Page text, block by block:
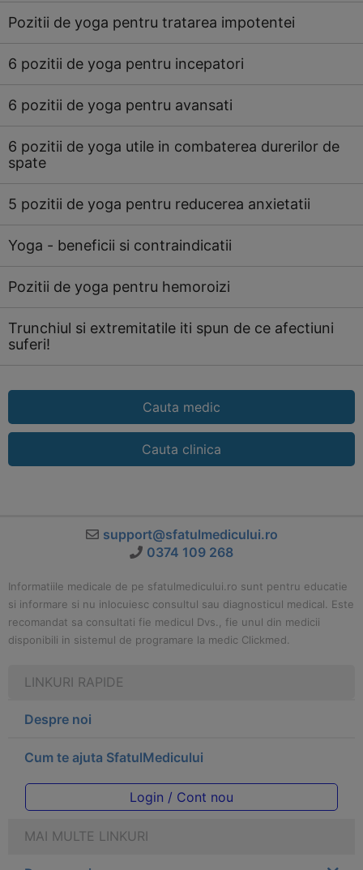
Pozitii de yoga pentru tratarea impotentei
6 pozitii de yoga pentru incepatori
6 pozitii de yoga pentru avansati
6 pozitii de yoga utile in combaterea durerilor de
spate
5 pozitii de yoga pentru reducerea anxietatii
Yoga - beneficii si contraindicatii
Pozitii de yoga pentru hemoroizi
Trunchiul si extremitatile iti spun de ce afectiuni
suferi!
Cauta medic
Cauta clinica
support@sfatulmedicului.ro
0374 109 268
Informatiile medicale de pe sfatulmedicului.ro sunt pentru educatie
si informare si nu inlocuiesc consultul sau diagnosticul medical. Este
recomandat sa consultati fie medicul Dvs., fie unul din medicii
disponibili in sistemul de programare la medic Clickmed.
LINKURI RAPIDE
Despre noi
Cum te ajuta SfatulMedicului
Login / Cont nou
MAI MULTE LINKURI